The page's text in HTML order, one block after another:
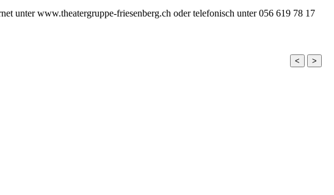
unter www.theatergruppe-friesenberg.ch oder telefonisch unter 056 619 78 17
< >